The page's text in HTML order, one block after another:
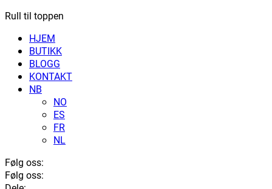
Rull til toppen
HJEM
BUTIKK
BLOGG
KONTAKT
NB
NO
ES
FR
NL
Følg oss:
Følg oss: